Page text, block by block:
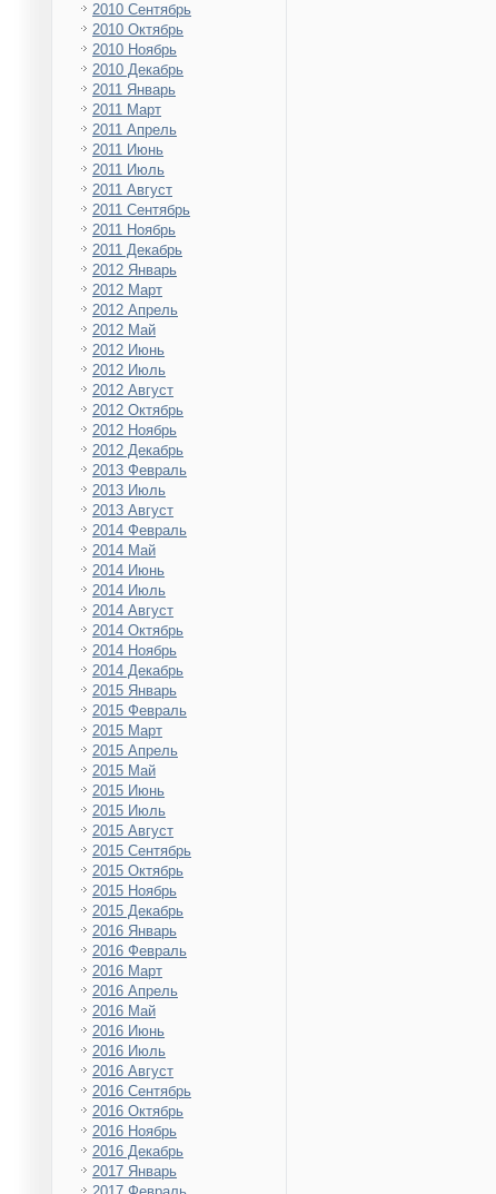
2010 Сентябрь
2010 Октябрь
2010 Ноябрь
2010 Декабрь
2011 Январь
2011 Март
2011 Апрель
2011 Июнь
2011 Июль
2011 Август
2011 Сентябрь
2011 Ноябрь
2011 Декабрь
2012 Январь
2012 Март
2012 Апрель
2012 Май
2012 Июнь
2012 Июль
2012 Август
2012 Октябрь
2012 Ноябрь
2012 Декабрь
2013 Февраль
2013 Июль
2013 Август
2014 Февраль
2014 Май
2014 Июнь
2014 Июль
2014 Август
2014 Октябрь
2014 Ноябрь
2014 Декабрь
2015 Январь
2015 Февраль
2015 Март
2015 Апрель
2015 Май
2015 Июнь
2015 Июль
2015 Август
2015 Сентябрь
2015 Октябрь
2015 Ноябрь
2015 Декабрь
2016 Январь
2016 Февраль
2016 Март
2016 Апрель
2016 Май
2016 Июнь
2016 Июль
2016 Август
2016 Сентябрь
2016 Октябрь
2016 Ноябрь
2016 Декабрь
2017 Январь